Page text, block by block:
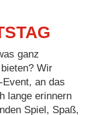
ganz
Wir
an das
lange erinnern
Spiel, Spaß,